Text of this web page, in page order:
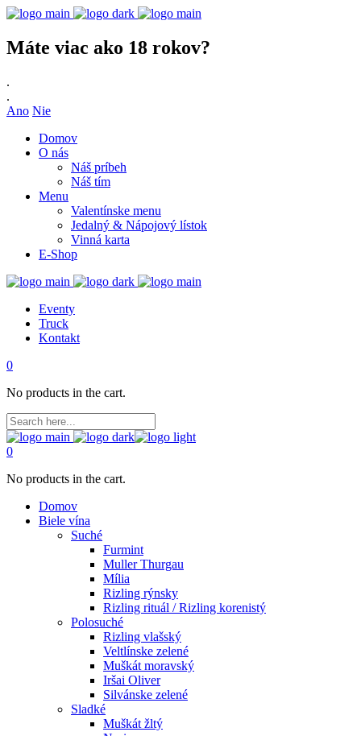
Máte viac ako 18 rokov?
.
.
Ano Nie
Domov
O nás
Náš príbeh
Náš tím
Menu
Valentínske menu
Jedalný & Nápojový lístok
Vinná karta
E-Shop
Eventy
Truck
Kontakt
0
No products in the cart.
0
No products in the cart.
Domov
Biele vína
Suché
Furmint
Muller Thurgau
Mília
Rizling rýnsky
Rizling rituál / Rizling korenistý
Polosuché
Rizling vlašský
Veltlínske zelené
Muškát moravský
Iršai Oliver
Silvánske zelené
Sladké
Muškát žltý